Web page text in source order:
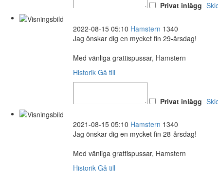
Privat inlägg
2022-08-15 05:10 Hamstern 1340
Jag önskar dig en mycket fin 29-årsdag!
Med vänliga grattispussar, Hamstern
Historik Gå till
Privat inlägg
2021-08-15 05:10 Hamstern 1340
Jag önskar dig en mycket fin 28-årsdag!
Med vänliga grattispussar, Hamstern
Historik Gå till